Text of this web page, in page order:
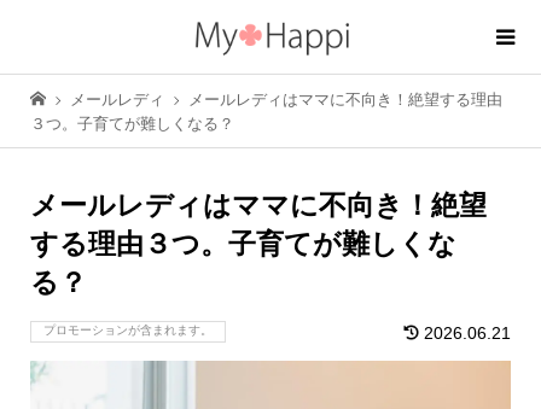
メールレディ
メールレディはママに不向き！絶望する理由
３つ。子育てが難しくなる？
メールレディはママに不向き！絶望
する理由３つ。子育てが難しくな
る？
2026.06.21
プロモーションが含まれます。